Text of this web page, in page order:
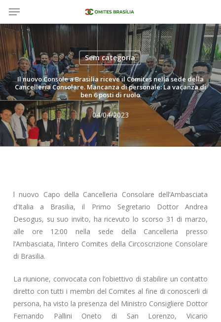
contenuto
principale
Menu
Sem categoria
Il nuovo Console a Brasilia riceve il Comites nella sede della
Cancelleria Consolare. Mancanza di personale: La vacanza di
ben 6 posti di ruolo
04/04/2023
l nuovo Capo della Cancelleria Consolare dell’Ambasciata
d’Italia a Brasilia, il Primo Segretario Dottor Andrea
Desogus, su suo invito, ha ricevuto lo scorso 31 di marzo,
alle ore 12:00 nella sede della Cancelleria presso
l’Ambasciata, l’intero Comites della Circoscrizione Consolare
di Brasilia.
La riunione, convocata con l’obiettivo di stabilire un contatto
diretto con tutti i membri del Comites al fine di conoscerli di
persona, ha visto la presenza del Ministro Consigliere Dottor
Fernando Pallini Oneto di San Lorenzo, Vicario